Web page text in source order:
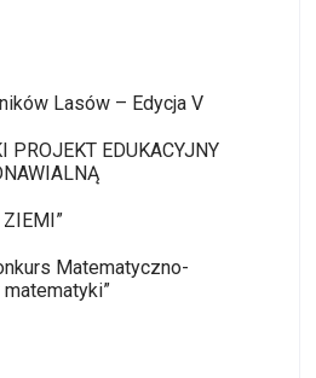
Lasów – Edycja V
PROJEKT EDUKACYJNY
ZIEMI”
Matematyczno-